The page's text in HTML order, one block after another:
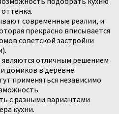
современные реалии, и
прекрасно вписывается
советской застройки
отличным решением
домиков в деревне.
применяться независимо
с разными вариантами
кухни.